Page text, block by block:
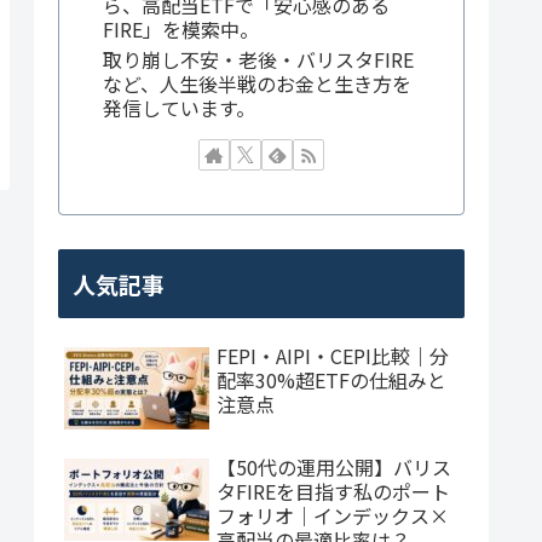
FIRE」を模索中。
取り崩し不安・老後・バリスタFIRE
など、人生後半戦のお金と生き方を
発信しています。
人気記事
FEPI・AIPI・CEPI比較｜分
配率30%超ETFの仕組みと
注意点
【50代の運用公開】バリス
タFIREを目指す私のポート
フォリオ｜インデックス×